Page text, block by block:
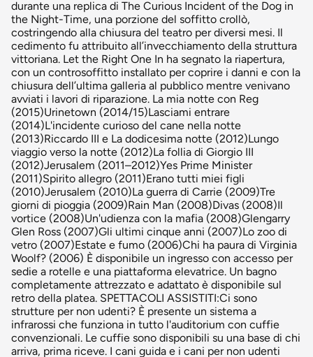
durante una replica di The Curious Incident of the Dog in
the Night-Time, una porzione del soffitto crollò,
costringendo alla chiusura del teatro per diversi mesi. Il
cedimento fu attribuito all’invecchiamento della struttura
vittoriana. Let the Right One In ha segnato la riapertura,
con un controsoffitto installato per coprire i danni e con la
chiusura dell’ultima galleria al pubblico mentre venivano
avviati i lavori di riparazione. La mia notte con Reg
(2015)Urinetown (2014/15)Lasciami entrare
(2014)L'incidente curioso del cane nella notte
(2013)Riccardo III e La dodicesima notte (2012)Lungo
viaggio verso la notte (2012)La follia di Giorgio III
(2012)Jerusalem (2011–2012)Yes Prime Minister
(2011)Spirito allegro (2011)Erano tutti miei figli
(2010)Jerusalem (2010)La guerra di Carrie (2009)Tre
giorni di pioggia (2009)Rain Man (2008)Divas (2008)Il
vortice (2008)Un'udienza con la mafia (2008)Glengarry
Glen Ross (2007)Gli ultimi cinque anni (2007)Lo zoo di
vetro (2007)Estate e fumo (2006)Chi ha paura di Virginia
Woolf? (2006) È disponibile un ingresso con accesso per
sedie a rotelle e una piattaforma elevatrice. Un bagno
completamente attrezzato e adattato è disponibile sul
retro della platea. SPETTACOLI ASSISTITI:Ci sono
strutture per non udenti? È presente un sistema a
infrarossi che funziona in tutto l'auditorium con cuffie
convenzionali. Le cuffie sono disponibili su una base di chi
arriva, prima riceve. I cani guida e i cani per non udenti